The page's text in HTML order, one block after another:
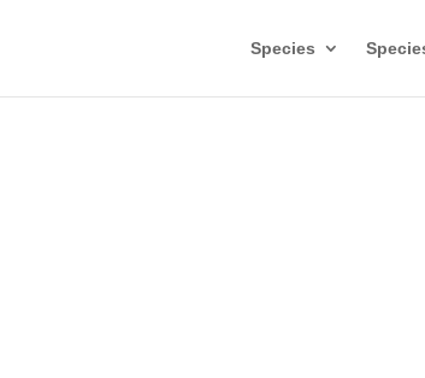
Species